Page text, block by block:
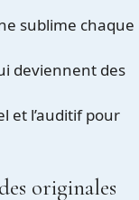
sublime chaque
deviennent des
et l’auditif pour
originales